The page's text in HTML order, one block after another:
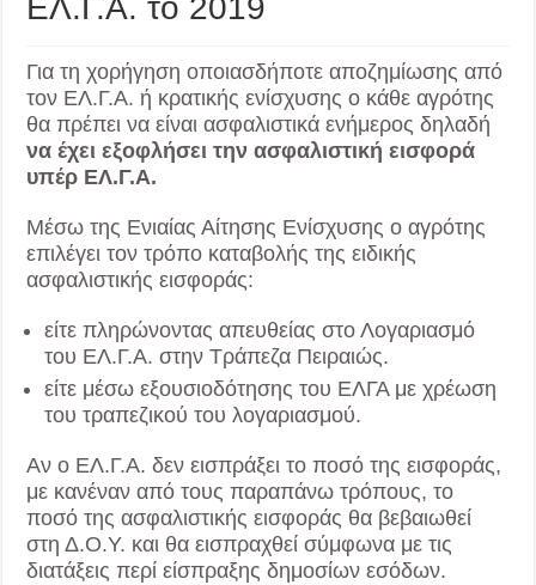
ΕΛ.Γ.Α. το 2019
Για τη χορήγηση οποιασδήποτε αποζημίωσης από
τον ΕΛ.Γ.Α. ή κρατικής ενίσχυσης ο κάθε αγρότης
θα πρέπει να είναι ασφαλιστικά ενήμερος δηλαδή
να έχει εξοφλήσει την ασφαλιστική εισφορά
υπέρ ΕΛ.Γ.Α.
Μέσω της Ενιαίας Αίτησης Ενίσχυσης ο αγρότης
επιλέγει τον τρόπο καταβολής της ειδικής
ασφαλιστικής εισφοράς:
είτε πληρώνοντας απευθείας στο Λογαριασμό
του ΕΛ.Γ.Α. στην Τράπεζα Πειραιώς.
είτε μέσω εξουσιοδότησης του ΕΛΓΑ με χρέωση
του τραπεζικού του λογαριασμού.
Αν ο ΕΛ.Γ.Α. δεν εισπράξει το ποσό της εισφοράς,
με κανέναν από τους παραπάνω τρόπους, το
ποσό της ασφαλιστικής εισφοράς θα βεβαιωθεί
στη Δ.Ο.Υ. και θα εισπραχθεί σύμφωνα με τις
διατάξεις περί είσπραξης δημοσίων εσόδων.